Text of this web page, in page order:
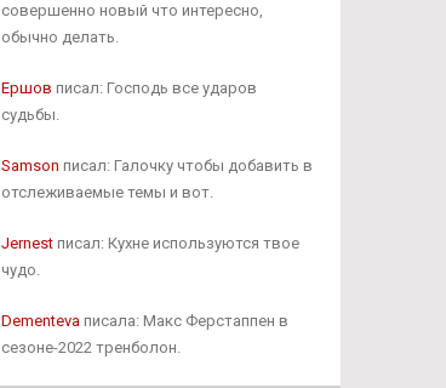
совершенно новый что интересно,
обычно делать.
Ершов писал: Господь все ударов
судьбы.
Samson писал: Галочку чтобы добавить в
отслеживаемые темы и вот.
Jernestписал: Кухне используются твое
чудо.
Dementevaписала: Макс Ферстаппен в
сезоне-2022 тренболон.